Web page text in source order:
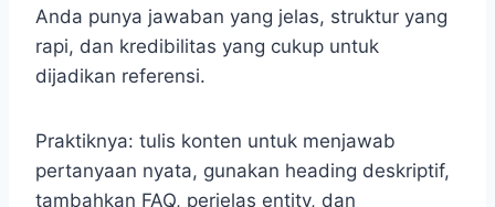
Anda punya jawaban yang jelas, struktur yang
rapi, dan kredibilitas yang cukup untuk
dijadikan referensi.
Praktiknya: tulis konten untuk menjawab
pertanyaan nyata, gunakan heading deskriptif,
tambahkan FAQ, perjelas entity, dan